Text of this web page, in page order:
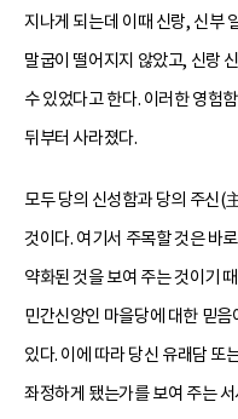
지나게 되는데 이때 신랑, 신부
말굽이 떨어지지 않았고, 신랑
수 있었다고 한다. 이러한 영험
뒤부터 사라졌다.
모두 당의 신성함과 당의 주신(
것이다. 여기서 주목할 것은 바
약화된 것을 보여 주는 것이기
민간신앙인 마을당에 대한 믿
있다. 이에 따라 당신 유래담 또
좌정하게 됐는가를 보여 주는